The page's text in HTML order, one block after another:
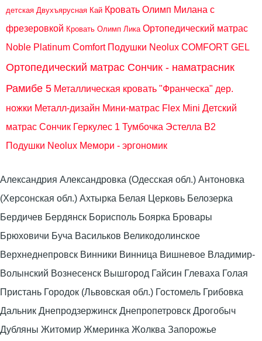
детская Двухъярусная Кай Кровать Олимп Милана с
фрезеровкой Кровать Олимп Лика Ортопедический матрас
Noble Platinum Comfort Подушки Neolux COMFORT GEL
Ортопедический матрас Сончик - наматрасник
Рамибе 5 Металлическая кровать "Франческа" дер.
ножки Металл-дизайн Мини-матрас Flex Mini Детский
матрас Сончик Геркулес 1 Тумбочка Эстелла В2
Подушки Neolux Мемори - эргономик
Александрия Александровка (Одесская обл.) Антоновка
(Херсонская обл.) Ахтырка Белая Церковь Белозерка
Бердичев Бердянск Борисполь Боярка Бровары
Брюховичи Буча Васильков Великодолинское
Верхнеднепровск Винники Винница Вишневое Владимир-
Волынский Вознесенск Вышгород Гайсин Глеваха Голая
Пристань Городок (Львовская обл.) Гостомель Грибовка
Дальник Днепродзержинск Днепропетровск Дрогобыч
Дубляны Житомир Жмеринка Жолква Запорожье